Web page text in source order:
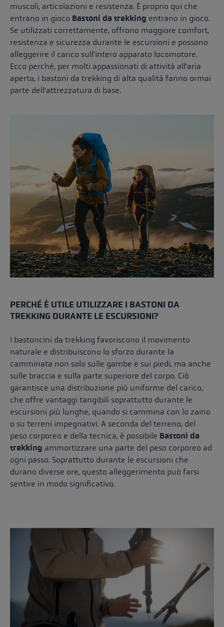
muscoli, articolazioni e resistenza. È proprio qui che
entrano in gioco Bastoni da trekking entrano in gioco.
Se utilizzati correttamente, offrono maggiore comfort,
resistenza e sicurezza durante le escursioni e possono
alleggerire il carico sull’intero apparato locomotore.
Ecco perché, per molti appassionati di attività all’aria
aperta, i bastoni da trekking di alta qualità fanno ormai
parte dell’attrezzatura di base.
PERCHÉ È UTILE UTILIZZARE I BASTONI DA
TREKKING DURANTE LE ESCURSIONI?
I bastoncini da trekking favoriscono il movimento
naturale e distribuiscono lo sforzo durante la
camminata non solo sulle gambe e sui piedi, ma anche
sulle braccia e sulla parte superiore del corpo. Ciò
garantisce una distribuzione più uniforme del carico,
che offre vantaggi tangibili soprattutto durante le
escursioni più lunghe, quando si cammina con lo zaino
o su terreni impegnativi. A seconda del terreno, del
peso corporeo e della tecnica, è possibile Bastoni da
trekking ammortizzare una parte del peso corporeo ad
ogni passo. Soprattutto durante le escursioni che
durano diverse ore, questo alleggerimento può farsi
sentire in modo significativo.